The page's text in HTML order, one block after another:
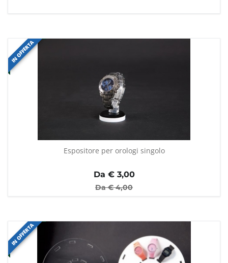
IN OFFERTA
Espositore per orologi singolo
Da €3,00
Da €4,00
IN OFFERTA